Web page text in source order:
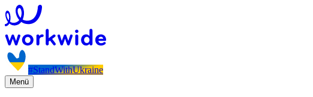
#StandWithUkraine
Menü